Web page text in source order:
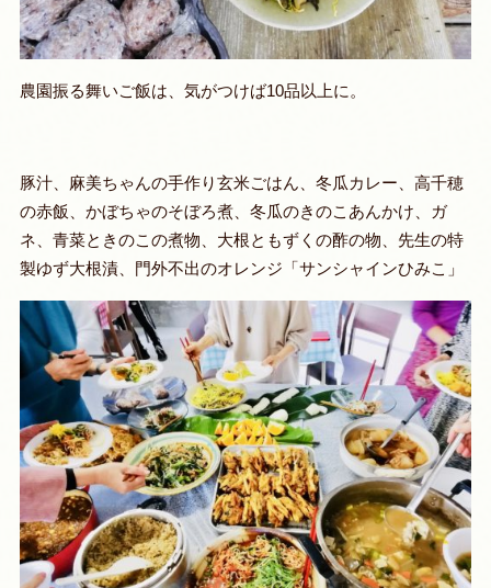
農園振る舞いご飯は、気がつけば10品以上に。
豚汁、麻美ちゃんの手作り玄米ごはん、冬瓜カレー、高千穂
の赤飯、かぼちゃのそぼろ煮、冬瓜のきのこあんかけ、ガ
ネ、青菜ときのこの煮物、大根ともずくの酢の物、先生の特
製ゆず大根漬、門外不出のオレンジ「サンシャインひみこ」